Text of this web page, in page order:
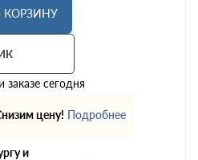
КОРЗИНУ
заказе сегодня
цену! Подробнее
и